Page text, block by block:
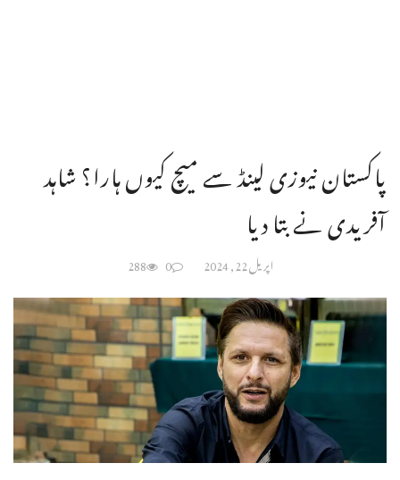
پاکستان نیوزی لینڈ سے میچ کیوں ہارا؟ شاہد
آفریدی نے بتا دیا
اپریل 22, 2024 0
288